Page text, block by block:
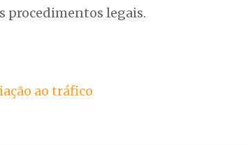
procedimentos legais.
ao tráfico